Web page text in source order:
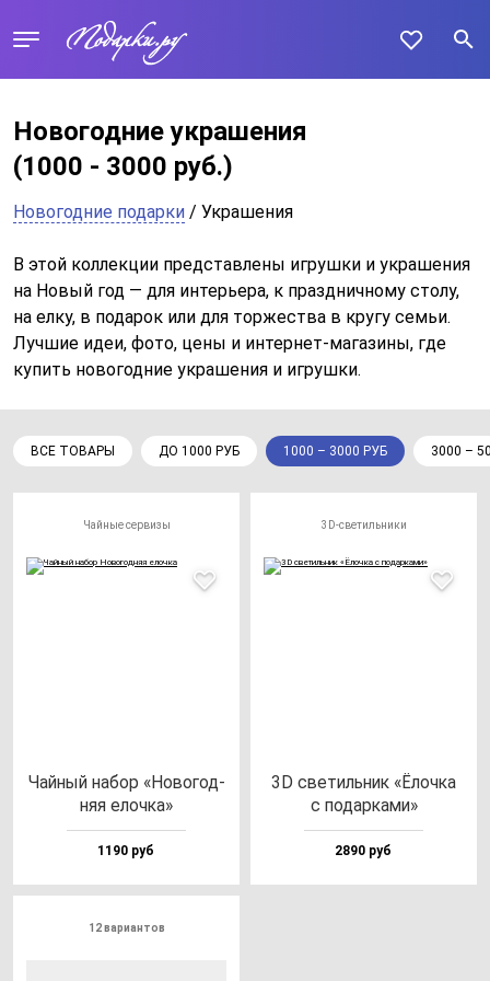
Новогодние украшения
(1000 - 3000 руб.)
Новогодние подарки / Украшения
В этой коллекции представлены игрушки и украшения
на Новый год — для интерьера, к праздничному столу,
на елку, в подарок или для торжества в кругу семьи.
Лучшие идеи, фото, цены и интернет-магазины, где
купить новогодние украшения и игрушки.
ВСЕ ТОВАРЫ ДО 1000 РУБ 1000 – 3000 РУБ 3000 –
Чайные сервизы
Чай­ный на­бор «Ново­год­
няя елоч­ка»
1190 руб
3D-светильники
3D све­тиль­ник «Ёлоч­ка
с по­дар­ка­ми»
2890 руб
12 вариантов